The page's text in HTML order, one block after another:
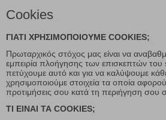
Cookies
ΓΙΑΤΙ ΧΡΗΣΙΜΟΠΟΙΟΥΜΕ COOKIES;
Πρωταρχικός στόχος μας είναι να
εμπειρία πλοήγησης των επισκεπτών του
πετύχουμε αυτό και για να καλύψουμε
χρησιμοποιούμε στοιχεία τα οποία
προτιμήσεις σου κατά τη περιήγηση σου
ΤΙ ΕΙΝΑΙ ΤΑ COOKIES;